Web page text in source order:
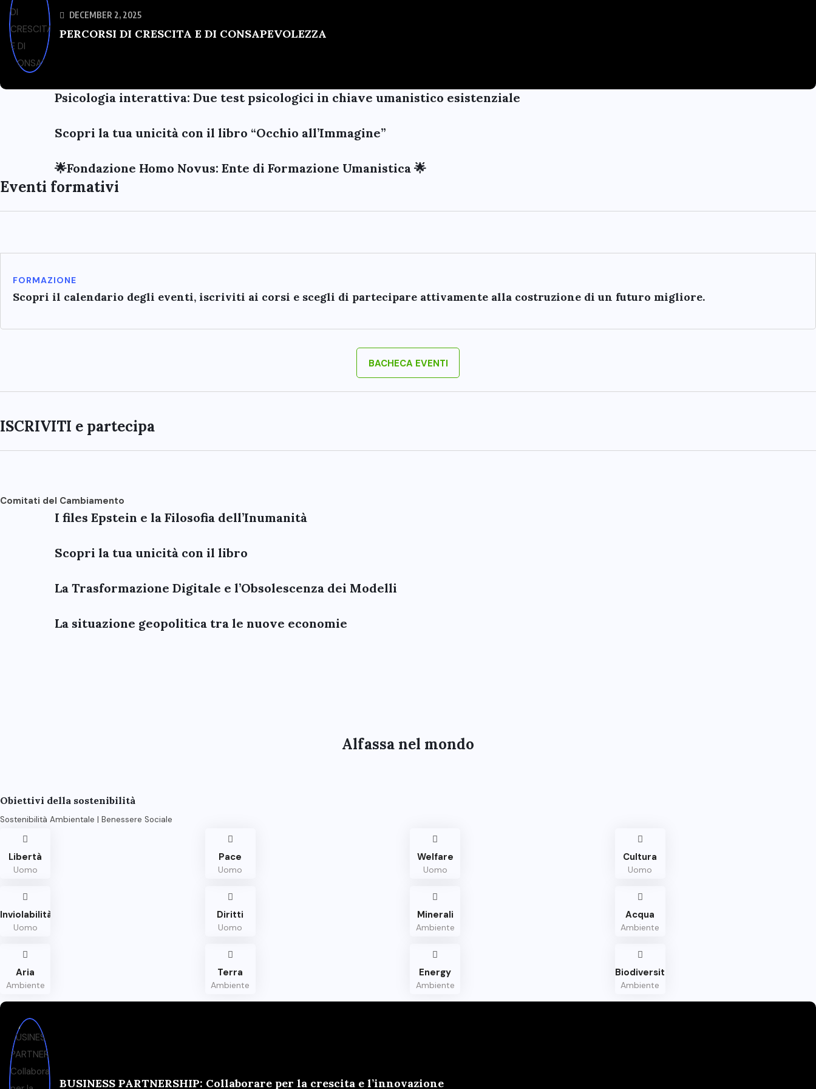
DECEMBER 2, 2025
PERCORSI DI CRESCITA E DI CONSAPEVOLEZZA
Psicologia interattiva: Due test psicologici in chiave umanistico esistenziale
Scopri la tua unicità con il libro “Occhio all’Immagine”
🌟Fondazione Homo Novus: Ente di Formazione Umanistica 🌟
Eventi formativi
FORMAZIONE
Scopri il calendario degli eventi, iscriviti ai corsi e scegli di partecipare attivamente alla costruzione di un futuro migliore.
BACHECA EVENTI
ISCRIVITI e partecipa
Comitati del Cambiamento
I files Epstein e la Filosofia dell’Inumanità
Scopri la tua unicità con il libro
La Trasformazione Digitale e l’Obsolescenza dei Modelli
La situazione geopolitica tra le nuove economie
Alfassa nel mondo
Obiettivi della sostenibilità
Sostenibilità Ambientale | Benessere Sociale
Libertà
Uomo
Pace
Uomo
Welfare
Uomo
Cultura
Uomo
Inviolabilità
Uomo
Diritti
Uomo
Minerali
Ambiente
Acqua
Ambiente
Aria
Ambiente
Terra
Ambiente
Energy
Ambiente
Biodiversità
Ambiente
BUSINESS PARTNERSHIP: Collaborare per la crescita e l’innovazione